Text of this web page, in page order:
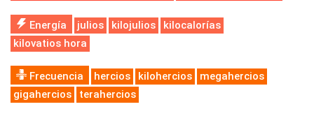
Energía julios kilojulios
kilocalorías
kilovatios hora
Frecuencia hercios kilohercios
megahercios
gigahercios
terahercios